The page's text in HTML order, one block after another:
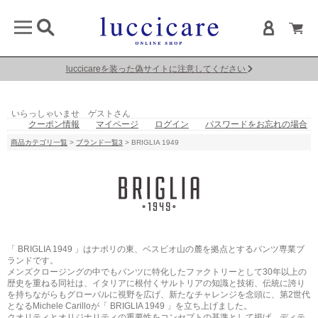
【重要】熊本地震による配送遅延について
luccicareを装った偽サイトに注意してください
いらっしゃいませ ゲストさん
クーポン情報
マイページ ログイン パスワードをお忘れの場合
商品カテゴリ一覧 > ブランド一覧3 > BRIGLIA 1949
「 BRIGLIA 1949 」はナポリの東、ベスビオ山の麓を拠点とするパンツ専業ブ
ランドです。
メンズクロージングの中でもパンツに特化したファクトリーとして30年以上の
歴史を重ねる同社は、イタリアに根付くサルトリアの知識と技術、伝統に誇り
を持ちながらもグローバルに視野を広げ、新たなチャレンジを念頭に、第2世代
となるMichele Carilloが「 BRIGLIA 1949 」を立ち上げました。